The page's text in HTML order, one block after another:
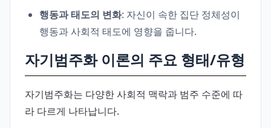
행동과 태도의 변화: 자신이 속한 집단 정체성이
행동과 사회적 태도에 영향을 줍니다.
자기범주화 이론의 주요 형태/유형
자기범주화는 다양한 사회적 맥락과 범주 수준에 따
라 다르게 나타납니다.